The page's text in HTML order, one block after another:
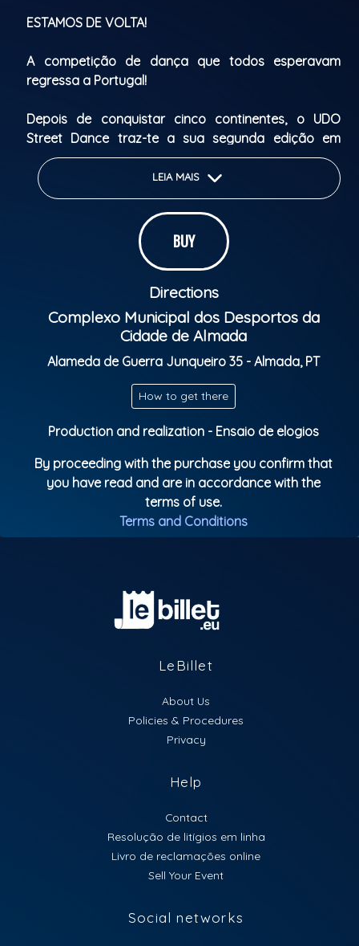
ESTAMOS DE VOLTA!
A competição de dança que todos esperavam
regressa a Portugal!
Depois de conquistar cinco continentes, o UDO
Street Dance traz-te a sua segunda edição em
Portugal. Este é o palco onde bailarinos de todas as
idades e todos os níveis podem mostrar o seu
talento e lutar pelo passaporte para as grandes
Finais Europeias: Bélgica, de 13 a 15 de junho de
Finais Mundiais: Reino Unido (Blackpool), de 13 a 17
de agosto de 2025.
LEIA MAIS
BUY
Directions
Complexo Municipal dos Desportos da
Cidade de Almada
Alameda de Guerra Junqueiro 35 - Almada, PT
How to get there
Production and realization - Ensaio de elogios
By proceeding with the purchase you confirm that
you have read and are in accordance with the
terms of use.
Terms and Conditions
LeBillet
About Us
Policies & Procedures
Privacy
Help
Contact
Resolução de litígios em linha
Livro de reclamações online
Sell Your Event
Social networks